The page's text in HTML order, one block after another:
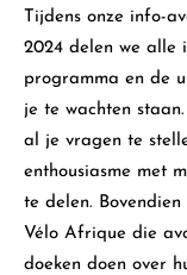
Tijdens onze info-
2024 delen we alle
programma en de
je te wachten
al je vragen te
enthousiasme met
te delen.
Vélo Afrique die
doeken doen over